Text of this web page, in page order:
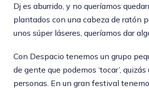
Dj es aburrido, y no queríamos
plantados con una cabeza de ratón
unos súper láseres, queríamos dar
Con Despacio tenemos un grupo
de gente que podemos ‘tocar’,
personas. En un gran festival